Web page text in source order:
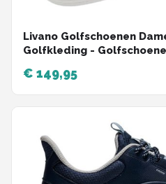
Livano Golfschoenen
Golfkleding -
€ 149,95